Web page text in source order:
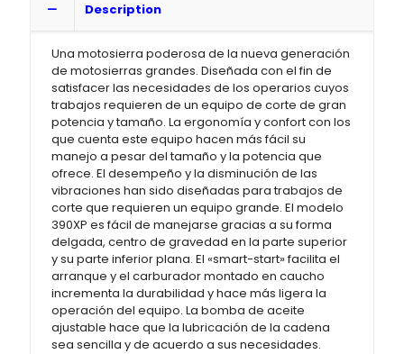
Description
Una motosierra poderosa de la nueva generación
de motosierras grandes. Diseñada con el fin de
satisfacer las necesidades de los operarios cuyos
trabajos requieren de un equipo de corte de gran
potencia y tamaño. La ergonomía y confort con los
que cuenta este equipo hacen más fácil su
manejo a pesar del tamaño y la potencia que
ofrece. El desempeño y la disminución de las
vibraciones han sido diseñadas para trabajos de
corte que requieren un equipo grande. El modelo
390XP es fácil de manejarse gracias a su forma
delgada, centro de gravedad en la parte superior
y su parte inferior plana. El «smart-start» facilita el
arranque y el carburador montado en caucho
incrementa la durabilidad y hace más ligera la
operación del equipo. La bomba de aceite
ajustable hace que la lubricación de la cadena
sea sencilla y de acuerdo a sus necesidades.